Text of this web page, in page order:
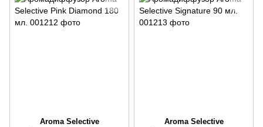
Aroma Selective
Aroma Selective